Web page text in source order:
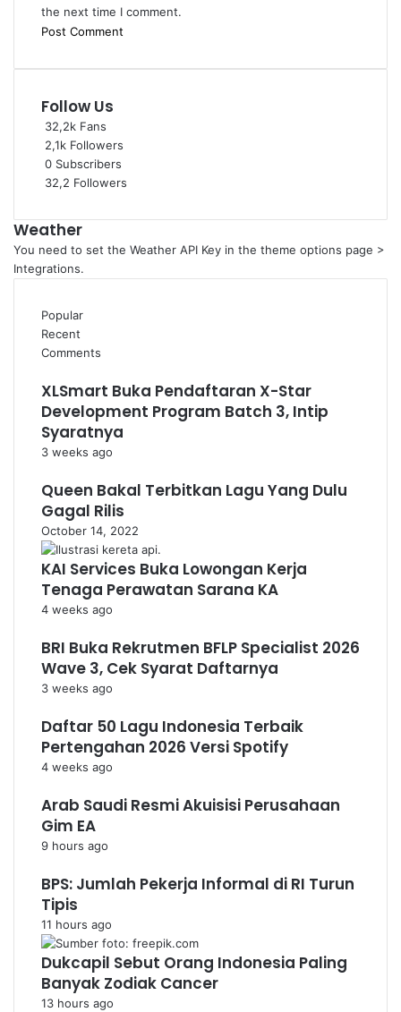
the next time I comment.
Follow Us
32,2k Fans
2,1k Followers
0 Subscribers
32,2 Followers
Weather
You need to set the Weather API Key in the theme options page >
Integrations.
Popular
Recent
Comments
XLSmart Buka Pendaftaran X-Star
Development Program Batch 3, Intip
Syaratnya
3 weeks ago
Queen Bakal Terbitkan Lagu Yang Dulu
Gagal Rilis
October 14, 2022
KAI Services Buka Lowongan Kerja
Tenaga Perawatan Sarana KA
4 weeks ago
BRI Buka Rekrutmen BFLP Specialist 2026
Wave 3, Cek Syarat Daftarnya
3 weeks ago
Daftar 50 Lagu Indonesia Terbaik
Pertengahan 2026 Versi Spotify
4 weeks ago
Arab Saudi Resmi Akuisisi Perusahaan
Gim EA
9 hours ago
BPS: Jumlah Pekerja Informal di RI Turun
Tipis
11 hours ago
Dukcapil Sebut Orang Indonesia Paling
Banyak Zodiak Cancer
13 hours ago